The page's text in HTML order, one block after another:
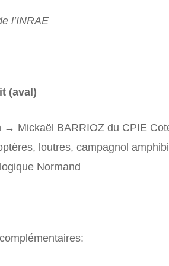
l’INRAE
(aval)
→ Mickaël BARRIOZ du CPIE
loutres, campagnol
Normand